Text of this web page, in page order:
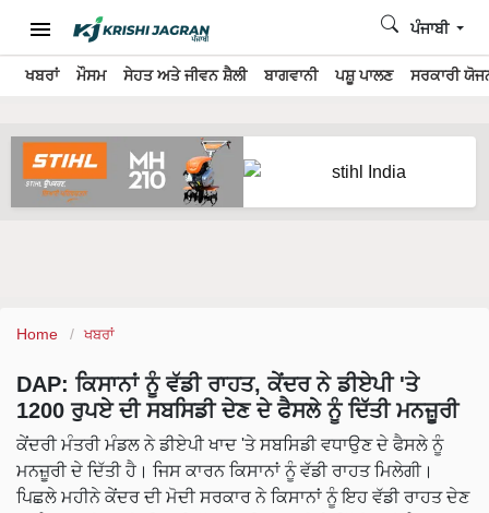
ਖਬਰਾਂ ਮੌਸਮ ਸੇਹਤ ਅਤੇ ਜੀਵਨ ਸ਼ੈਲੀ ਬਾਗਵਾਨੀ ਪਸ਼ੂ ਪਾਲਣ ਸਰਕਾਰੀ
ਪੰਜਾਬੀ
Home ਖਬਰਾਂ
DAP: ਕਿਸਾਨਾਂ ਨੂੰ ਵੱਡੀ ਰਾਹਤ, ਕੇਂਦਰ ਨੇ ਡੀਏਪੀ 'ਤੇ
1200 ਰੁਪਏ ਦੀ ਸਬਸਿਡੀ ਦੇਣ ਦੇ ਫੈਸਲੇ ਨੂੰ ਦਿੱਤੀ ਮਨਜ਼ੂਰੀ
ਕੇਂਦਰੀ ਮੰਤਰੀ ਮੰਡਲ ਨੇ ਡੀਏਪੀ ਖਾਦ 'ਤੇ ਸਬਸਿਡੀ ਵਧਾਉਣ ਦੇ ਫੈਸਲੇ ਨੂੰ
ਮਨਜ਼ੂਰੀ ਦੇ ਦਿੱਤੀ ਹੈ। ਜਿਸ ਕਾਰਨ ਕਿਸਾਨਾਂ ਨੂੰ ਵੱਡੀ ਰਾਹਤ ਮਿਲੇਗੀ।
ਪਿਛਲੇ ਮਹੀਨੇ ਕੇਂਦਰ ਦੀ ਮੋਦੀ ਸਰਕਾਰ ਨੇ ਕਿਸਾਨਾਂ ਨੂੰ ਇਹ ਵੱਡੀ ਰਾਹਤ ਦੇਣ